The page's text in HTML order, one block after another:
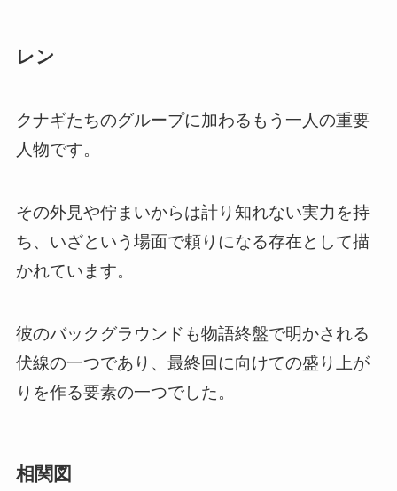
レン
クナギたちのグループに加わるもう一人の重要
人物です。
その外見や佇まいからは計り知れない実力を持
ち、いざという場面で頼りになる存在として描
かれています。
彼のバックグラウンドも物語終盤で明かされる
伏線の一つであり、最終回に向けての盛り上が
りを作る要素の一つでした。
相関図